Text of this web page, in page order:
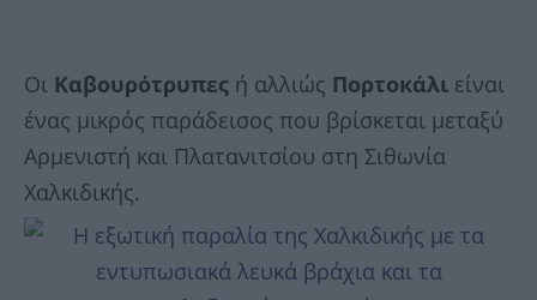
Οι Καβουρότρυπες ή αλλιώς Πορτοκάλι είναι
ένας μικρός παράδεισος που βρίσκεται μεταξύ
Αρμενιστή και Πλατανιτσίου στη Σιθωνία
Χαλκιδικής.